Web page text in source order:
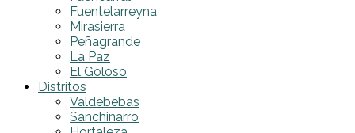
Fuentelarreyna
Mirasierra
Peñagrande
La Paz
El Goloso
Distritos
Valdebebas
Sanchinarro